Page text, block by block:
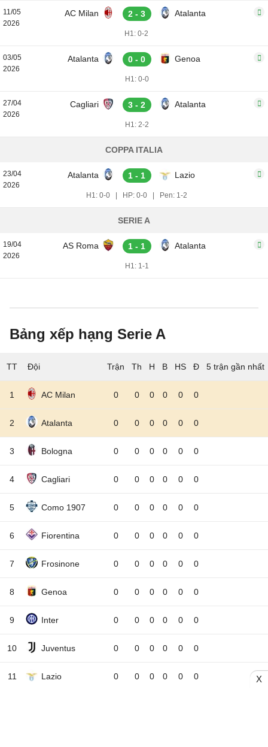
11/05
2026
AC Milan 2 - 3 Atalanta
H1: 0-2
03/05
2026
Atalanta 0 - 0 Genoa
H1: 0-0
27/04
2026
Cagliari 3 - 2 Atalanta
H1: 2-2
COPPA ITALIA
23/04
2026
Atalanta 1 - 1 Lazio
H1: 0-0 HP: 0-0 Pen: 1-2
SERIE A
19/04
2026
AS Roma 1 - 1 Atalanta
H1: 1-1
Bảng xếp hạng Serie A
TT Đội 5 trận gần nhất
1 AC Milan 0 0 0 0 0 0
2 Atalanta 0 0 0 0 0 0
3 Bologna 0 0 0 0 0 0
4 Cagliari 0 0 0 0 0 0
5 Como 1907 0 0 0 0 0 0
6 Fiorentina 0 0 0 0 0 0
7 Frosinone 0 0 0 0 0 0
8 Genoa 0 0 0 0 0 0
9 Inter 0 0 0 0 0 0
10 Juventus 0 0 0 0 0 0
11 Lazio 0 0 0 0 0 0 X